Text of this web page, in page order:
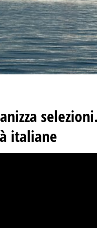
italiane